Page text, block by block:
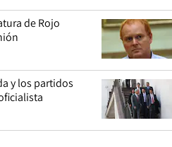
de Rojo
y los partidos